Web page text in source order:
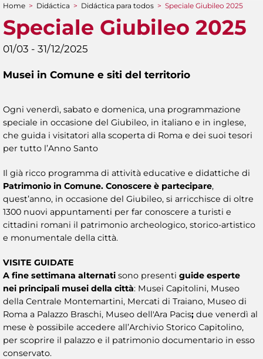
You are here
Home > Didáctica > Didáctica para todos > Speciale Giubileo 2025
Speciale Giubileo 2025
01/03 - 31/12/2025
Musei in Comune e siti del territorio
Ogni venerdì, sabato e domenica, una programmazione
speciale in occasione del Giubileo, in italiano e in inglese,
che guida i visitatori alla scoperta di Roma e dei suoi tesori
per tutto l’Anno Santo
Il già ricco programma di attività educative e didattiche di
Patrimonio in Comune. Conoscere è partecipare,
quest’anno, in occasione del Giubileo, si arricchisce di oltre
1300 nuovi appuntamenti per far conoscere a turisti e
cittadini romani il patrimonio archeologico, storico-artistico
e monumentale della città.
VISITE GUIDATE
A fine settimana alternati sono presenti guide esperte
nei principali musei della città: Musei Capitolini, Museo
della Centrale Montemartini, Mercati di Traiano, Museo di
Roma a Palazzo Braschi, Museo dell'Ara Pacis; due venerdì al
mese è possibile accedere all’Archivio Storico Capitolino,
per scoprire il palazzo e il patrimonio documentario in esso
conservato.